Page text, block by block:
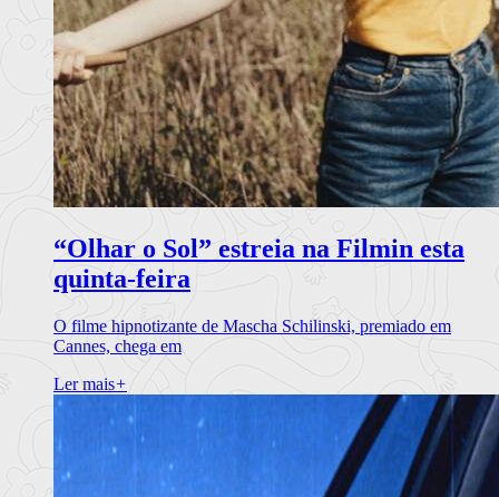
“Olhar o Sol” estreia na Filmin esta
quinta-feira
O filme hipnotizante de Mascha Schilinski, premiado em
Cannes, chega em
Ler mais+